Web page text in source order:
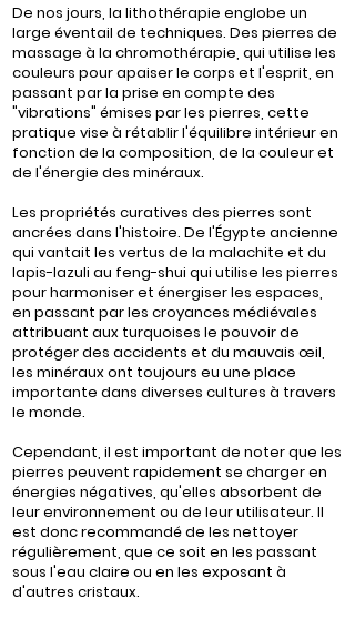
De nos jours, la lithothérapie englobe un
large éventail de techniques. Des pierres de
massage à la chromothérapie, qui utilise les
couleurs pour apaiser le corps et l'esprit, en
passant par la prise en compte des
"vibrations" émises par les pierres, cette
pratique vise à rétablir l'équilibre intérieur en
fonction de la composition, de la couleur et
de l'énergie des minéraux.
Les propriétés curatives des pierres sont
ancrées dans l'histoire. De l'Égypte ancienne
qui vantait les vertus de la malachite et du
lapis-lazuli au feng-shui qui utilise les pierres
pour harmoniser et énergiser les espaces,
en passant par les croyances médiévales
attribuant aux turquoises le pouvoir de
protéger des accidents et du mauvais œil,
les minéraux ont toujours eu une place
importante dans diverses cultures à travers
le monde.
Cependant, il est important de noter que les
pierres peuvent rapidement se charger en
énergies négatives, qu'elles absorbent de
leur environnement ou de leur utilisateur. Il
est donc recommandé de les nettoyer
régulièrement, que ce soit en les passant
sous l'eau claire ou en les exposant à
d'autres cristaux.